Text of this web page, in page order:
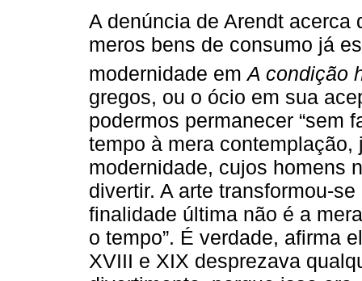
A denúncia de Arendt
meros bens de consumo já
modernidade emA condição
gregos, ou o ócio em sua
podermos permanecer “sem
tempo à mera
modernidade, cujos homens
divertir. A arte transformou-
finalidade última não é a
o tempo”. É verdade, afirma
XVIII e XIX desprezava